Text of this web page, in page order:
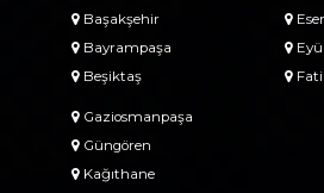
Başakşehir
Bayrampaşa
Beşiktaş
Gaziosmanpaşa
Güngören
Kağıthane